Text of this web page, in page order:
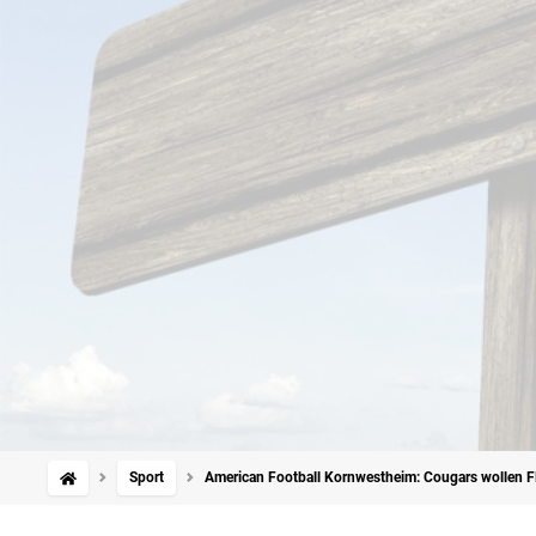
Sport American Football Kornwestheim: Cougars wollen